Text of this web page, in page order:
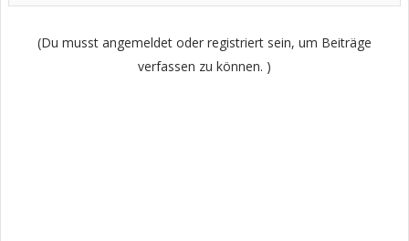
(Du musst angemeldet oder registriert sein, um Beiträge
verfassen zu können. )